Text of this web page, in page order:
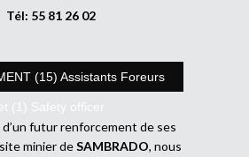
Tél: 55 81 26 02
(15) Assistants Foreurs
(1) Safety officer
d’un futur renforcement de ses
minier deSAMBRADO, nous